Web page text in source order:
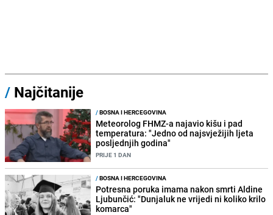
/ Najčitanije
/BOSNA I HERCEGOVINA
Meteorolog FHMZ-a najavio kišu i pad
temperatura: "Jedno od najsvježijih ljeta
posljednjih godina"
PRIJE 1 DAN
/BOSNA I HERCEGOVINA
Potresna poruka imama nakon smrti Aldine
Ljubunčić: "Dunjaluk ne vrijedi ni koliko krilo
komarca"